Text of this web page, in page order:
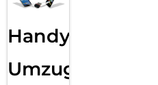
Handy
Umzug